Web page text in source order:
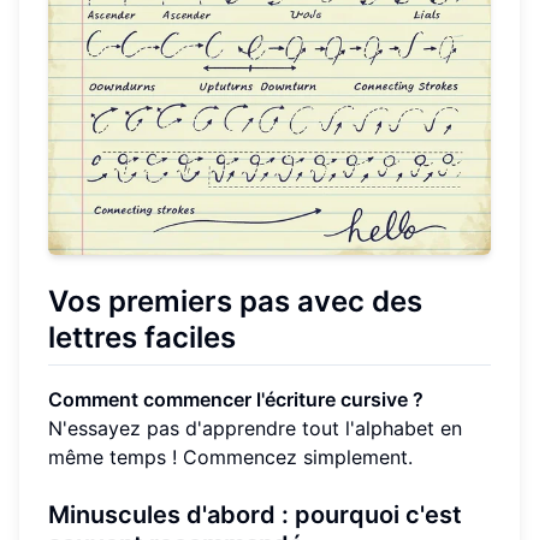
Vos premiers pas avec des
lettres faciles
Comment commencer l'écriture cursive ?
N'essayez pas d'apprendre tout l'alphabet en
même temps ! Commencez simplement.
Minuscules d'abord : pourquoi c'est